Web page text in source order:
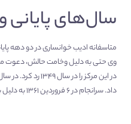
سال‌های پایانی
متاسفانه ادیب خوانساری در دو دهه
وی حتی به دلیل وخامت حالش،
داد. سرانجام در ۶ فروردین ۱۳۶۱ به دلیل بیماری‌اش درگذشت.